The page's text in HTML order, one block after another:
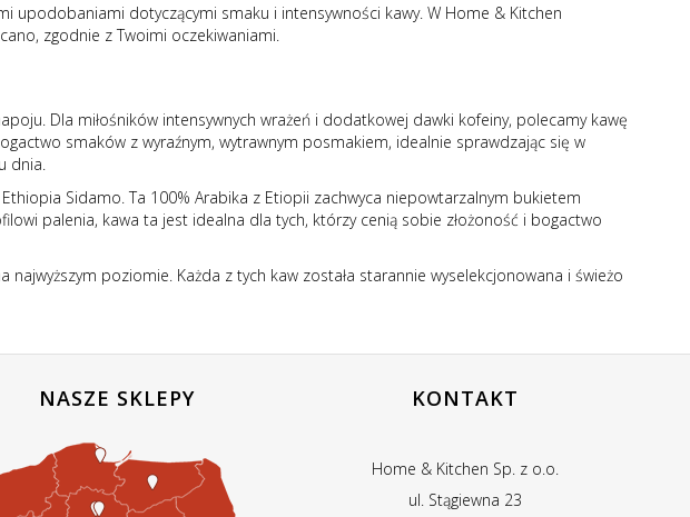
dotyczącymi smaku i intensywności kawy. W Home & Kitchen
zgodnie z Twoimi oczekiwaniami.
Dla miłośników intensywnych wrażeń i dodatkowej dawki kofeiny, polecamy kawę
smaków z wyraźnym, wytrawnym posmakiem, idealnie sprawdzając się w
dnia.
Ethiopia Sidamo . Ta 100% Arabika z Etiopii zachwyca niepowtarzalnym bukietem
palenia, kawa ta jest idealna dla tych, którzy cenią sobie złożoność i bogactwo
poziomie. Każda z tych kaw została starannie wyselekcjonowana i świeżo
NASZE SKLEPY KONTAKT
Home & Kitchen Sp. z o.o.
ul. Stągiewna 23